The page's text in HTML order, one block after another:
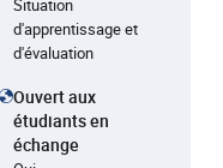
Situation
d'apprentissage et
d'évaluation
Ouvert aux
étudiants en
échange